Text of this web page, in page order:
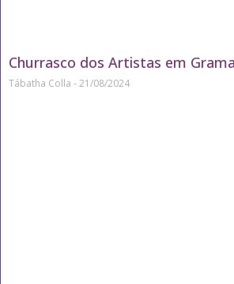
Churrasco dos Artistas em
Tábatha Colla 21/08/2024